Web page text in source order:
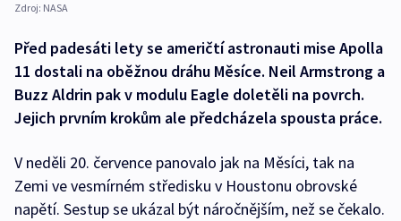
Zdroj: NASA
Před padesáti lety se američtí astronauti mise Apolla
11 dostali na oběžnou dráhu Měsíce. Neil Armstrong a
Buzz Aldrin pak v modulu Eagle doletěli na povrch.
Jejich prvním krokům ale předcházela spousta práce.
V neděli 20. července panovalo jak na Měsíci, tak na
Zemi ve vesmírném středisku v Houstonu obrovské
napětí. Sestup se ukázal být náročnějším, než se čekalo.